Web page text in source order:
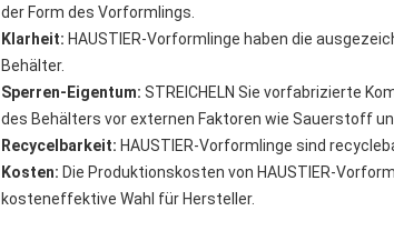
der Form des Vorformlings.
Klarheit: HAUSTIER-Vorformlinge haben die
Behälter.
Sperren-Eigentum: STREICHELN Sie vorfabrizierte
des Behälters vor externen Faktoren wie Sauerstoff
Recycelbarkeit: HAUSTIER-Vorformlinge sind
Kosten: Die Produktionskosten von HAUSTIER-
kosteneffektive Wahl für Hersteller.